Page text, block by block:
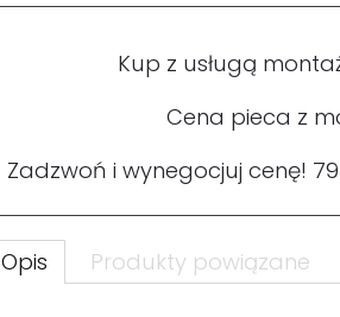
Kup z usługą
Cena pieca z
Zadzwoń i wynegocjuj cenę!
Opis Produkty powiązane